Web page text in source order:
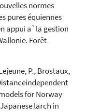
normes
pures équiennes
appui a`la gestion
Forêt
P., Brostaux,
for Norway
larch in